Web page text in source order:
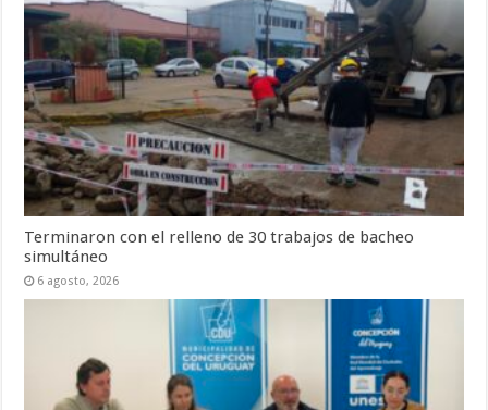
Terminaron con el relleno de 30 trabajos de bacheo
simultáneo
6 agosto, 2026